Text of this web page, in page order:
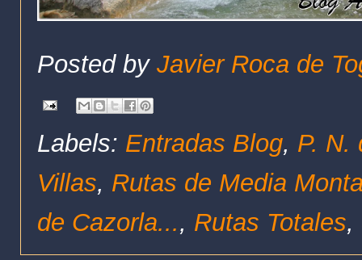
Posted by Javier Roca de
Labels: Entradas Blog, P. N.
Villas, Rutas de Media
de Cazorla..., Rutas Totales,